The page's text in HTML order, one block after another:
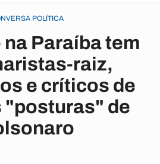
POLÍTICA
Paraíba tem
raiz,
e críticos de
"posturas" de